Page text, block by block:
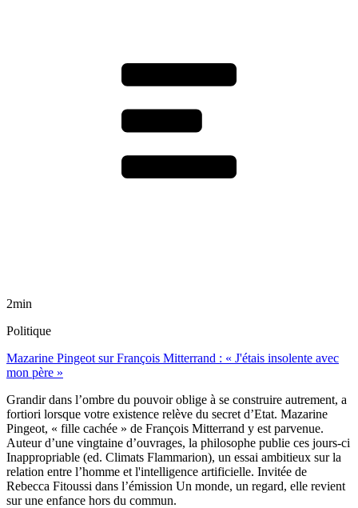
2min
Politique
Mazarine Pingeot sur François Mitterrand : « J'étais insolente avec
mon père »
Grandir dans l’ombre du pouvoir oblige à se construire autrement, a
fortiori lorsque votre existence relève du secret d’Etat. Mazarine
Pingeot, « fille cachée » de François Mitterrand y est parvenue.
Auteur d’une vingtaine d’ouvrages, la philosophe publie ces jours-ci
Inappropriable (ed. Climats Flammarion), un essai ambitieux sur la
relation entre l’homme et l'intelligence artificielle. Invitée de
Rebecca Fitoussi dans l’émission Un monde, un regard, elle revient
sur une enfance hors du commun.